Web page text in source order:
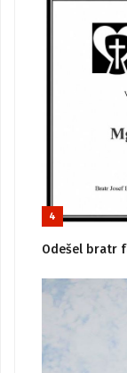
4
Odešel bratr